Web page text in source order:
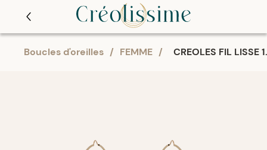
Boucles d'oreilles / FEMME / CREOLES FIL LISSE